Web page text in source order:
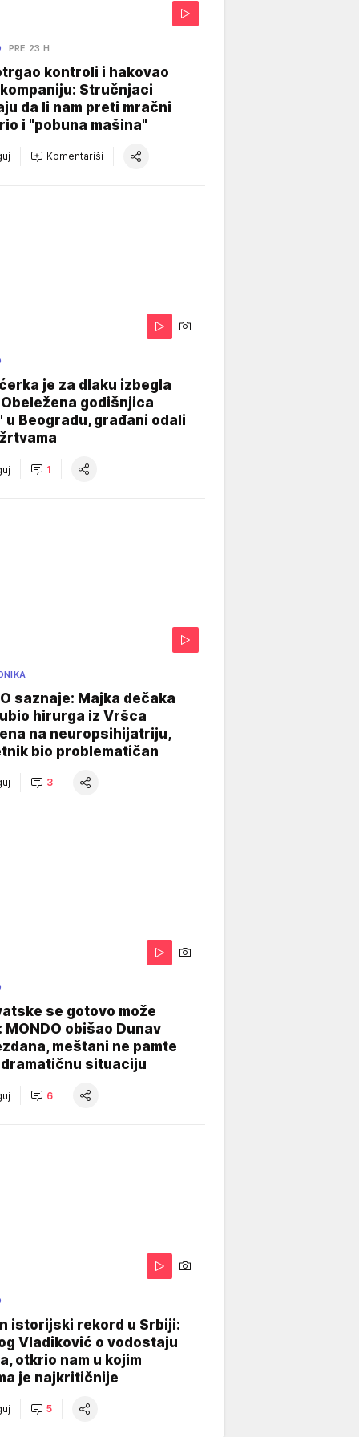
PRE 23 H
kontroli i hakovao
Stručnjaci
da li nam preti mračni
i "pobuna mašina"
Komentariši
je za dlaku izbegla
godišnjica
u Beogradu, građani odali
1
saznaje: Majka dečaka
hirurga iz Vršca
na neuropsihijatriju,
bio problematičan
3
se gotovo može
MONDO obišao Dunav
meštani ne pamte
situaciju
6
istorijski rekord u Srbiji:
Vladiković o vodostaju
otkrio nam u kojim
je najkritičnije
5